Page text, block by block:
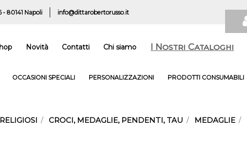
- 80141 Napoli info@dittarobertorusso.it
Novità Contatti Chi siamo I Nostri Cataloghi
OCCASIONI SPECIALI PERSONALIZZAZIONI PRODOTTI CONSUMABILI
CROCI, MEDAGLIE, PENDENTI, TAU MEDAGLIE